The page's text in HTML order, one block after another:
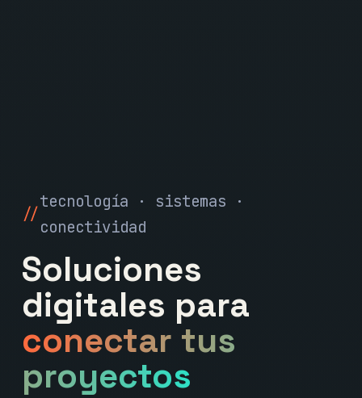
tecnología · sistemas ·
conectividad
Soluciones
digitales para
conectar tus
proyectos